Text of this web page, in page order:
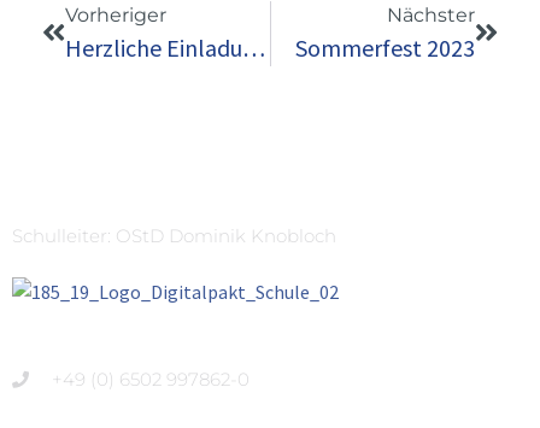
Vorheriger
Herzliche Einladung zu unserem Sommerfest 2023!
Nächster
Sommerfest 2023
Schulleiter: OStD Dominik Knobloch
+49 (0) 6502 997862-0